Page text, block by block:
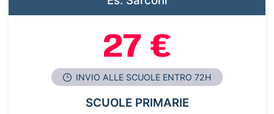
27 €
INVIO ALLE SCUOLE ENTRO 72H
SCUOLE PRIMARIE